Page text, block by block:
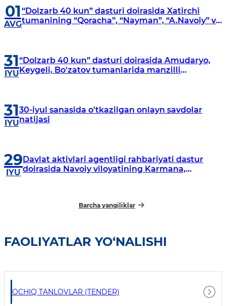
01
AVG
“Dolzarb 40 kun” dasturi doirasida Xatirchi
tumanining “Qoracha”, “Nayman”, “A.Navoiy” va
31
IYU
“Dolzarb 40 kun” dasturi doirasida Amudaryo,
Keygeli, Bo'zatov tumanlarida manzilli
31
IYU
30-iyul sanasida o'tkazilgan onlayn savdolar
natijasi
29
IYU
Davlat aktivlari agentligi rahbariyati dastur
doirasida Navoiy viloyatining Karmana,
Barcha yangiliklar
FAOLIYATLAR YO‘NALISHI
OCHIQ TANLOVLAR (TENDER)